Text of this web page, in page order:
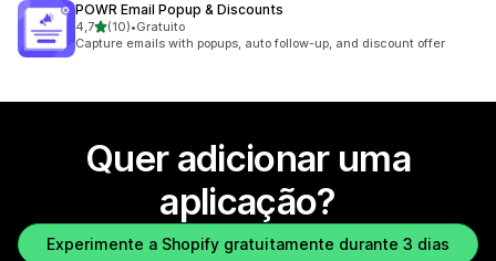
POWR Email Popup & Discounts
4,7de 5 estrelas
(10)
10 total de avaliações
•Gratuito
Capture emails with popups, auto follow-up, and discount offer
Quer adicionar uma
aplicação?
Experimente a Shopify gratuitamente durante 3 dias